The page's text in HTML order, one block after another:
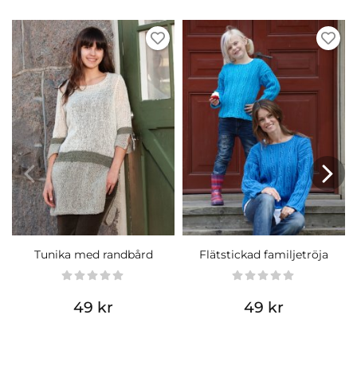
Tunika med randbård
49 kr
Flätstickad familjetröja
49 kr